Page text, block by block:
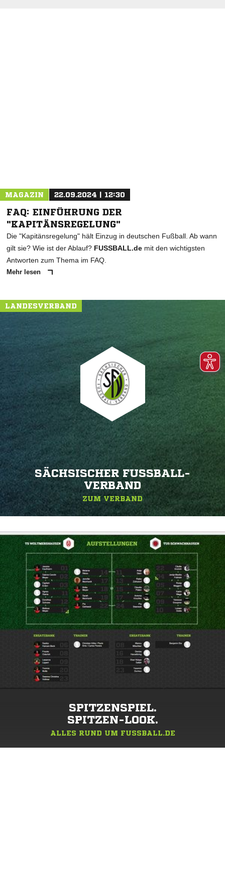
MAGAZIN 22.09.2024 | 12:30
FAQ: EINFÜHRUNG DER
"KAPITÄNSREGELUNG"
Die "Kapitänsregelung" hält Einzug in deutschen Fußball. Ab wann
gilt sie? Wie ist der Ablauf? FUSSBALL.de mit den wichtigsten
Antworten zum Thema im FAQ.
Mehr lesen
LANDESVERBAND
SÄCHSISCHER FUSSBALL-V
ERBAND
ZUM VERBAND
SPITZENSPIEL.
SPITZEN-LOOK.
ALLES RUND UM FUSSBALL.DE